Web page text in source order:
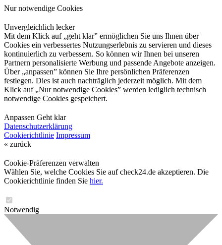
Nur notwendige Cookies
Unvergleichlich lecker
Mit dem Klick auf „geht klar” ermöglichen Sie uns Ihnen über
Cookies ein verbessertes Nutzungserlebnis zu servieren und dieses
kontinuierlich zu verbessern. So können wir Ihnen bei unseren
Partnern personalisierte Werbung und passende Angebote anzeigen.
Über „anpassen” können Sie Ihre persönlichen Präferenzen
festlegen. Dies ist auch nachträglich jederzeit möglich. Mit dem
Klick auf „Nur notwendige Cookies” werden lediglich technisch
notwendige Cookies gespeichert.
Anpassen Geht klar
Datenschutzerklärung
Cookierichtlinie Impressum
« zurück
Cookie-Präferenzen verwalten
Wählen Sie, welche Cookies Sie auf check24.de akzeptieren. Die
Cookierichtlinie finden Sie hier.
Notwendig